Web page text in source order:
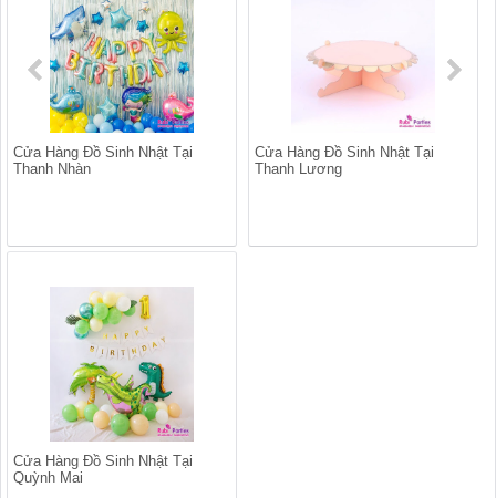
Cửa Hàng Đồ Sinh Nhật Tại
Thanh Nhàn
Cửa Hàng Đồ Sinh Nhật Tại
Thanh Lương
Cửa Hàng Đồ Sinh Nhật Tại
Quỳnh Mai